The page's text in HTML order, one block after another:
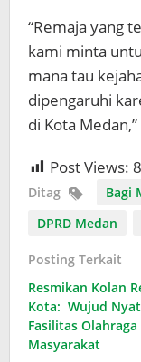
“Remaja yang
kami minta
mana tau
dipengaruhi
di Kota
Post Views:
Ditag Bagi
DPRD Medan
Posting Terkait
Resmikan Kolan
Kota: Wujud
Fasilitas
Masyarakat